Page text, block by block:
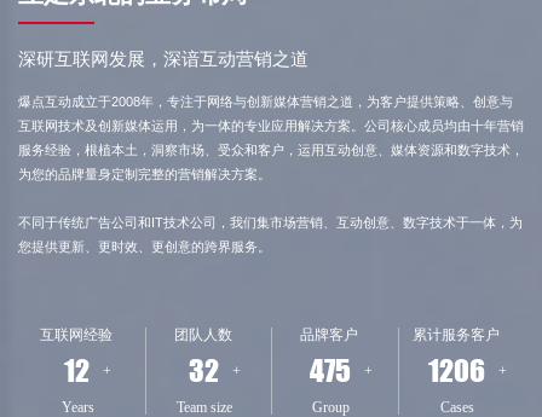
深研互联网发展，深谙互动营销之道
爆点互动成立于2008年，专注于网络与创新媒体营销之道，为客户提供策略、创意与
互联网技术及创新媒体运用，为一体的专业应用解决方案。公司核心成员均由十年营销
服务经验，根植本土，洞察市场、受众和客户，运用互动创意、媒体资源和数字技术，
为您的品牌量身定制完整的营销解决方案。
不同于传统广告公司和IT技术公司，我们集市场营销、互动创意、数字技术于一体，为
您提供更新、更时效、更创意的跨界服务。
互联网经验
12 +
Years
团队人数
32 +
Team size
品牌客户
475 +
Group
累计服务客户
1206 +
Cases